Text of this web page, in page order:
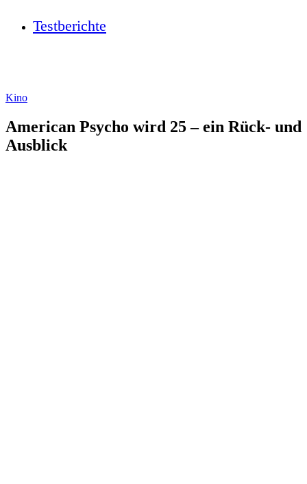
Testberichte
Kino
American Psycho wird 25 – ein Rück- und
Ausblick